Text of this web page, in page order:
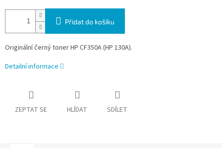
Přidat do košíku
Originální černý toner HP CF350A (HP 130A).
Detailní informace
ZEPTAT SE HLÍDAT SDÍLET